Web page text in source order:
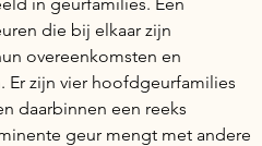
die bij elkaar zijn
overeenkomsten en
Er zijn vier hoofdgeurfamilies
daarbinnen een reeks
geur mengt met andere